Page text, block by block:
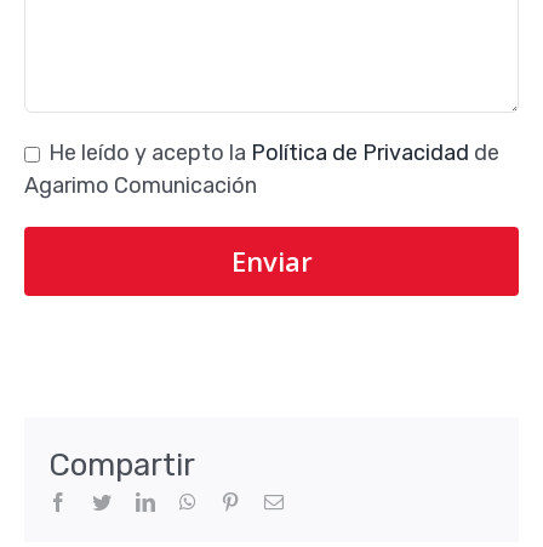
He leído y acepto la Política de Privacidad de
Agarimo Comunicación
Compartir
Facebook
TwitterLinkedIn
WhatsApp
Pinterest
Correo